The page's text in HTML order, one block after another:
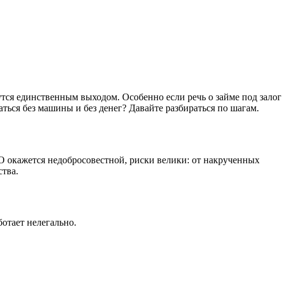
единственным выходом. Особенно если речь о займе под залог
без машины и без денег? Давайте разбираться по шагам.
недобросовестной, риски велики: от накрученных
нелегально.